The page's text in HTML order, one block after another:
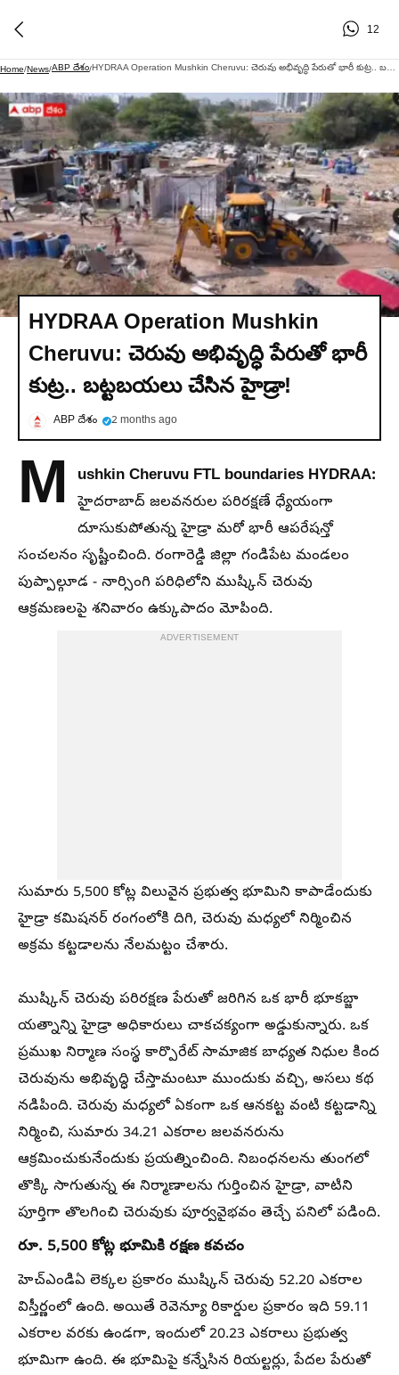
12
Home/News/ABP దేశం/
HYDRAA Operation Mushkin
Cheruvu: చెరువు అభివృద్ధి పేరుతో భారీ
కుట్ర.. బట్టబయలు చేసిన హైడ్రా!
ABP దేశం 2 months ago
M ushkin Cheruvu FTL boundaries HYDRAA:
హైదరాబాద్ జలవనరుల పరిరక్షణే ధ్యేయంగా
దూసుకుపోతున్న హైడ్రా మరో భారీ ఆపరేషన్తో
సంచలనం సృష్టించింది. రంగారెడ్డి జిల్లా గండిపేట మండలం
పుప్పాల్గూడ - నార్సింగి పరిధిలోని ముష్కిన్ చెరువు
ఆక్రమణలపై శనివారం ఉక్కుపాదం మోపింది.
ADVERTISEMENT
సుమారు 5,500 కోట్ల విలువైన ప్రభుత్వ భూమిని కాపాడేందుకు
హైడ్రా కమిషనర్ రంగంలోకి దిగి, చెరువు మధ్యలో నిర్మించిన
అక్రమ కట్టడాలను నేలమట్టం చేశారు.
ముష్కిన్ చెరువు పరిరక్షణ పేరుతో జరిగిన ఒక భారీ భూకబ్జా
యత్నాన్ని హైడ్రా అధికారులు చాకచక్యంగా అడ్డుకున్నారు. ఒక
ప్రముఖ నిర్మాణ సంస్థ కార్పొరేట్ సామాజిక బాధ్యత నిధుల కింద
చెరువును అభివృద్ధి చేస్తామంటూ ముందుకు వచ్చి, అసలు కథ
నడిపింది. చెరువు మధ్యలో ఏకంగా ఒక ఆనకట్ట వంటి కట్టడాన్ని
నిర్మించి, సుమారు 34.21 ఎకరాల జలవనరును
ఆక్రమించుకునేందుకు ప్రయత్నించింది. నిబంధనలను తుంగలో
తొక్కి సాగుతున్న ఈ నిర్మాణాలను గుర్తించిన హైడ్రా, వాటిని
పూర్తిగా తొలగించి చెరువుకు పూర్వవైభవం తెచ్చే పనిలో పడింది.
రూ. 5,500 కోట్ల భూమికి రక్షణ కవచం
హెచ్ఎండిఏ లెక్కల ప్రకారం ముష్కిన్ చెరువు 52.20 ఎకరాల
విస్తీర్ణంలో ఉంది. అయితే రెవెన్యూ రికార్డుల ప్రకారం ఇది 59.11
ఎకరాల వరకు ఉండగా, ఇందులో 20.23 ఎకరాలు ప్రభుత్వ
భూమిగా ఉంది. ఈ భూమిపై కన్నేసిన రియల్టర్లు, పేదల పేరుతో